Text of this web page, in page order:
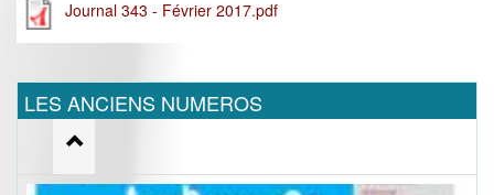
Journal 343 - Février 2017.pdf
LES ANCIENS NUMEROS